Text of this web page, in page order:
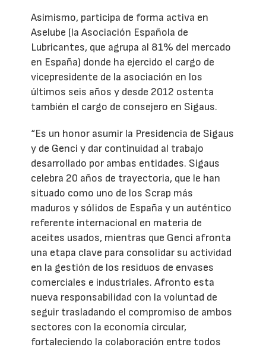
Asimismo, participa de forma activa en
Aselube (la Asociación Española de
Lubricantes, que agrupa al 81% del mercado
en España) donde ha ejercido el cargo de
vicepresidente de la asociación en los
últimos seis años y desde 2012 ostenta
también el cargo de consejero en Sigaus.
“Es un honor asumir la Presidencia de Sigaus
y de Genci y dar continuidad al trabajo
desarrollado por ambas entidades. Sigaus
celebra 20 años de trayectoria, que le han
situado como uno de los Scrap más
maduros y sólidos de España y un auténtico
referente internacional en materia de
aceites usados, mientras que Genci afronta
una etapa clave para consolidar su actividad
en la gestión de los residuos de envases
comerciales e industriales. Afronto esta
nueva responsabilidad con la voluntad de
seguir trasladando el compromiso de ambos
sectores con la economía circular,
fortaleciendo la colaboración entre todos